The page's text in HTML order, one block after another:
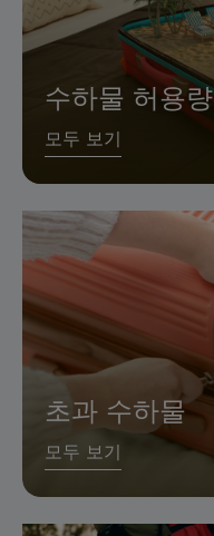
수하물 허용량
모두 보기
초과 수하물
모두 보기